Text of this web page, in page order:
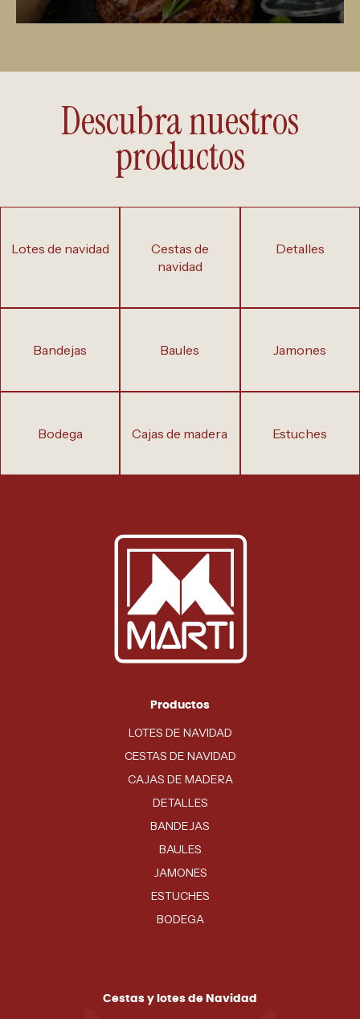
Descubra nuestros
productos
lotes de navidad
cestas de
navidad
detalles
bandejas baules jamones
bodega cajas de madera estuches
Productos
LOTES DE NAVIDAD
CESTAS DE NAVIDAD
CAJAS DE MADERA
DETALLES
BANDEJAS
BAULES
JAMONES
ESTUCHES
BODEGA
Cestas y lotes de Navidad